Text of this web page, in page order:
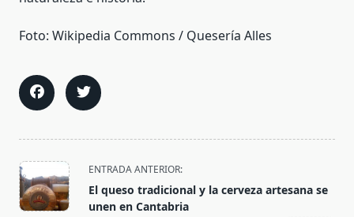
Foto: Wikipedia Commons / Quesería Alles
<span
class="nav-
subtitle
ENTRADA ANTERIOR:
El queso tradicional y la cerveza artesana se
unen en Cantabria